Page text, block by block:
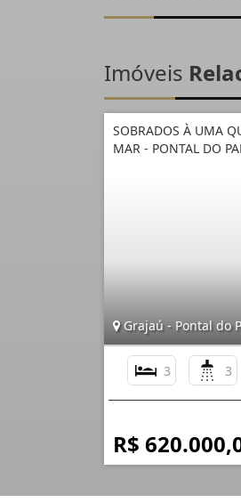
Imóveis
SOBRADOS À UMA
MAR - PONTAL DO
Grajaú - Pontal do
3 3
R$